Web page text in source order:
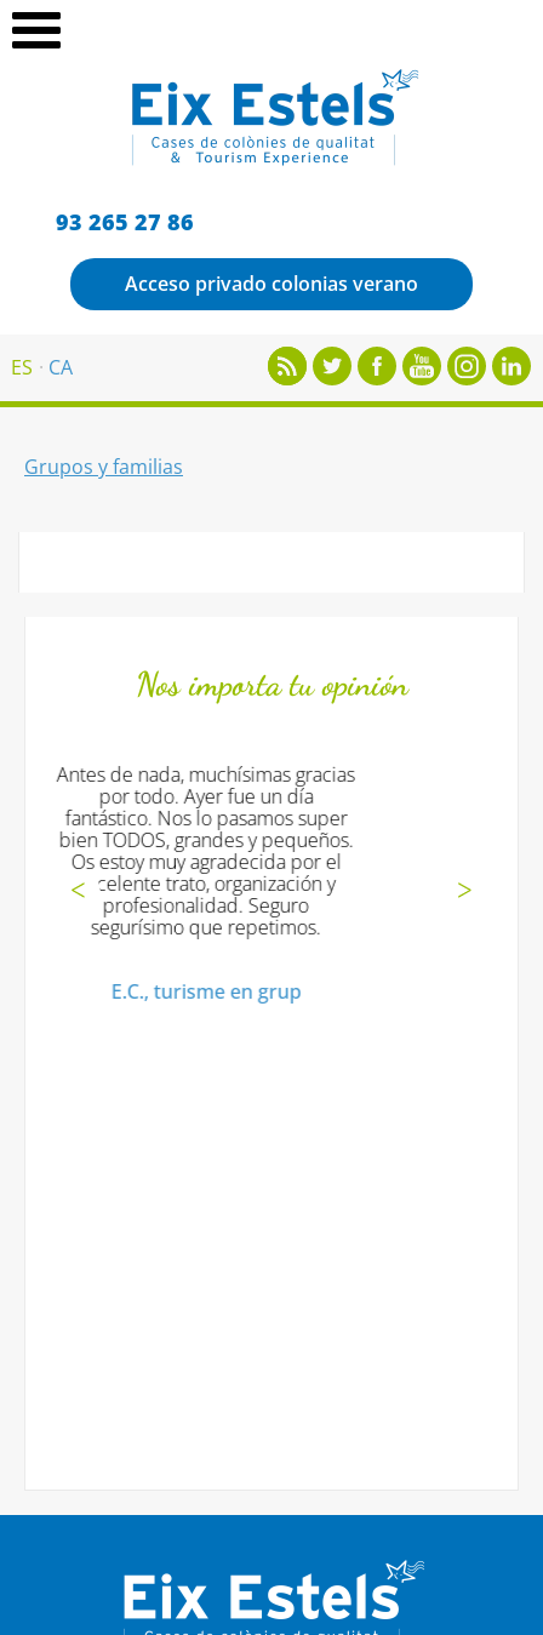
93 265 27 86
Acceso privado colonias verano
ES CA
Grupos y familias
Nos importa tu opinión
gracias
super
y pequeños.
por el
y
Todo fantástico !!!! los
excelentes !! y volveremos !!
muchas gracias !!
Mª Jesus V., Turisme en grup